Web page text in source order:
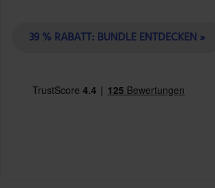
39 % RABATT: BUNDLE ENTDECKEN »